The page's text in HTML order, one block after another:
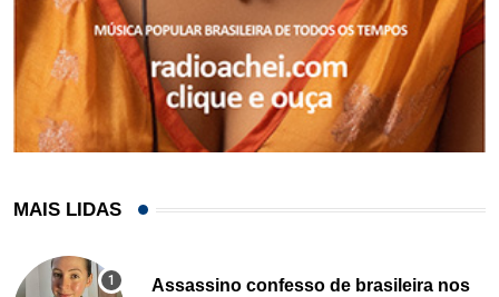
MAIS LIDAS
Assassino confesso de brasileira nos